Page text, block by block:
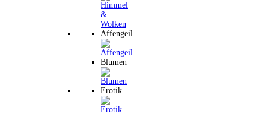
Affengeil
Blumen
Erotik